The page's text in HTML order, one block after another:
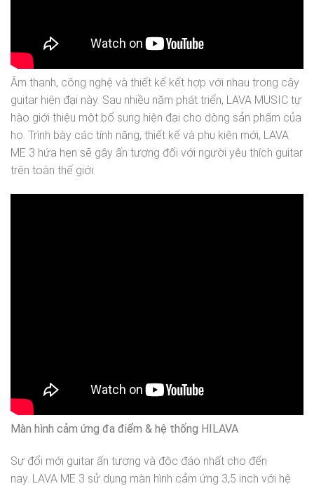
Âm thanh, công nghệ và thiết kế kết hợp với nhau trong cây
guitar hiện đại này. Sau nhiều năm phát triển, LAVA MUSIC tự
hào giới thiệu một bổ sung hiện đại cho dòng sản phẩm của
họ. Trình bày các tính năng, thiết kế và phụ kiện mới, LAVA
ME 3 hứa hẹn sẽ gây ấn tượng đối với người yêu thích guitar
trên toàn thế giới.
Màn hình cảm ứng đa điểm & hệ thống HILAVA
Sự đổi mới guitar ấn tượng và độc đáo nhất cho đến
nay. LAVA ME 3 sử dụng màn hình cảm ứng 3,5 inch với hệ